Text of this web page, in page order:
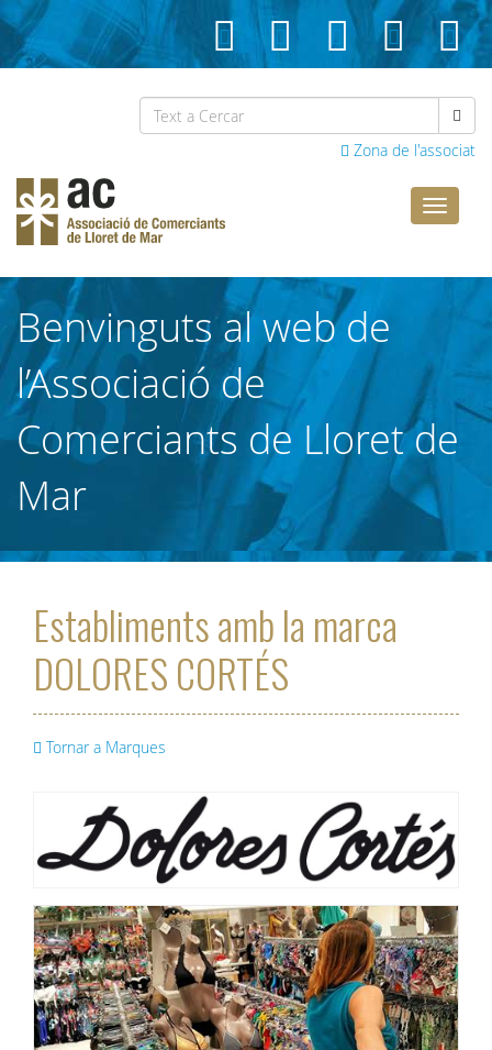
Zona de l'associat
Lloret
Benvinguts al web de
l’Associació de
Comerciants de Lloret de
Mar
Establiments amb la marca
DOLORES CORTÉS
Tornar a Marques